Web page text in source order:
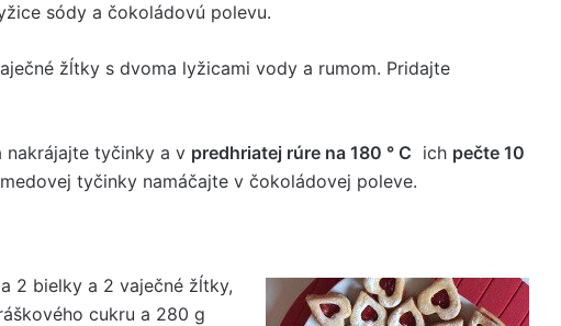
sódy a čokoládovú polevu.
žĺtky s dvoma lyžicami vody a rumom. Pridajte
nakrájajte tyčinky a v predhriatej rúre na 180 ° C ich pečte 10
tyčinky namáčajte v čokoládovej poleve.
2 bielky a 2 vaječné žĺtky,
cukru a 280 g